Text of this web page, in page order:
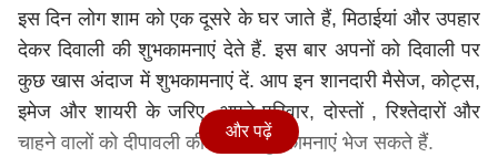
इस दिन लोग शाम को एक दूसरे के घर जाते हैं, मिठाईयां और उपहार
देकर दिवाली की शुभकामनाएं देते हैं. इस बार अपनों को दिवाली पर
कुछ खास अंदाज में शुभकामनाएं दें. आप इन शानदारी मैसेज, कोट्स,
इमेज और शायरी के जरिए, अपने परिवार, दोस्तों , रिश्तेदारों और
चाहने वालों को दीपावली की हार्दिक शुभकामनाएं भेज सकते हैं.
और पढ़ें